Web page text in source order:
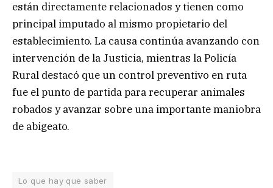
están directamente relacionados y tienen como
principal imputado al mismo propietario del
establecimiento. La causa continúa avanzando con
intervención de la Justicia, mientras la Policía
Rural destacó que un control preventivo en ruta
fue el punto de partida para recuperar animales
robados y avanzar sobre una importante maniobra
de abigeato.
Lo que hay que saber